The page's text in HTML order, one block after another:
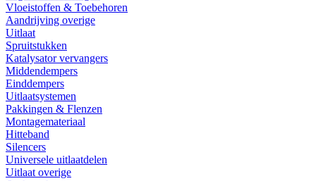
Vloeistoffen & Toebehoren
Aandrijving overige
Uitlaat
Spruitstukken
Katalysator vervangers
Middendempers
Einddempers
Uitlaatsystemen
Pakkingen & Flenzen
Montagemateriaal
Hitteband
Silencers
Universele uitlaatdelen
Uitlaat overige